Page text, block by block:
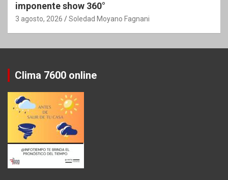
imponente show 360°
3 agosto, 2026 Soledad Moyano Fagnani
Clima 7600 online